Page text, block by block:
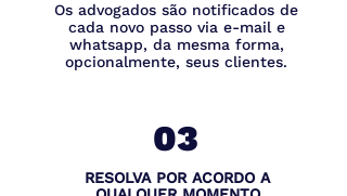
Os advogados são notificados de
cada novo passo via e-mail e
whatsapp, da mesma forma,
opcionalmente, seus clientes.
03
RESOLVA POR ACORDO A